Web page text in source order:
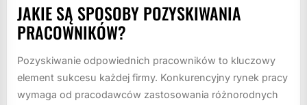
JAKIE SĄ SPOSOBY POZYSKIWANIA
PRACOWNIKÓW?
Pozyskiwanie odpowiednich pracowników to kluczowy
element sukcesu każdej firmy. Konkurencyjny rynek pracy
wymaga od pracodawców zastosowania różnorodnych